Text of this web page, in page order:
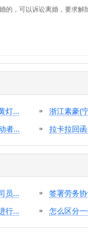
的，可以诉讼离婚，要求解
灯... 浙江素豪(
者... 拉卡拉回
员... 签署劳务
行... 怎么区分